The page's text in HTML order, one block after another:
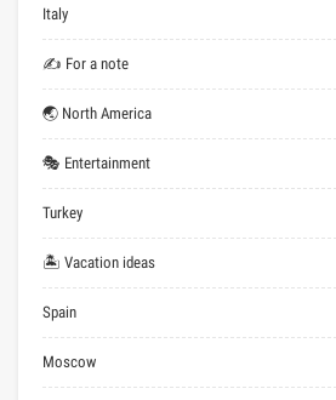
Italy
✍ For a note
🌏 North America
🎭 Entertainment
Turkey
🏝 Vacation ideas
Spain
Moscow